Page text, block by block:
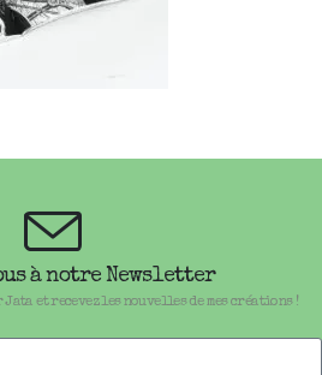
à notre Newsletter
et recevez les nouvelles de mes créations !